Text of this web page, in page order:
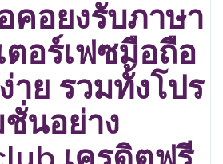
คอยงรับภาษา
ตอร์เฟซมือถือ
าย รวมทั้งโปร
นอย่าง